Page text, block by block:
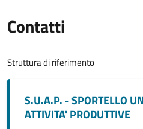
Contatti
Struttura di riferimento
S.U.A.P. - SPORTELLO
ATTIVITA' PRODUTTIVE